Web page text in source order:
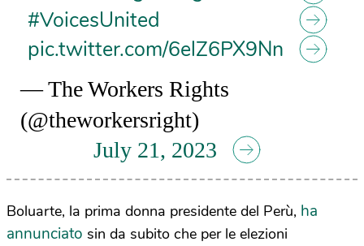
#VoicesUnited
pic.twitter.com/6elZ6PX9Nn
— The Workers Rights
(@theworkersright)
July 21, 2023
Boluarte, la prima donna presidente del Perù, ha
annunciato sin da subito che per le elezioni